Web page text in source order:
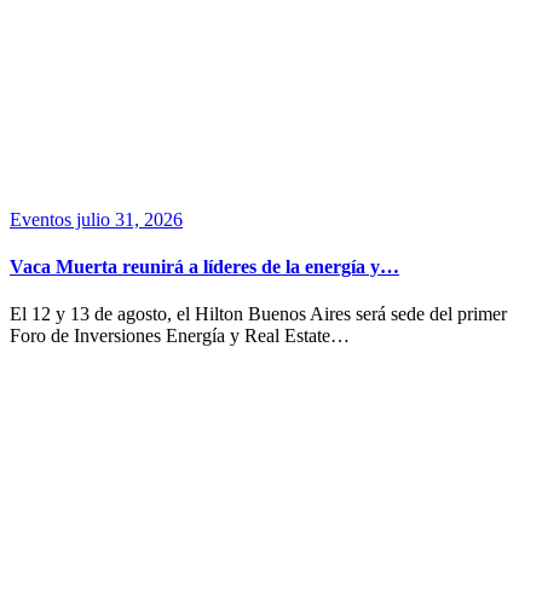
Eventos julio 31, 2026
Vaca Muerta reunirá a líderes de la energía y…
El 12 y 13 de agosto, el Hilton Buenos Aires será sede del primer
Foro de Inversiones Energía y Real Estate…